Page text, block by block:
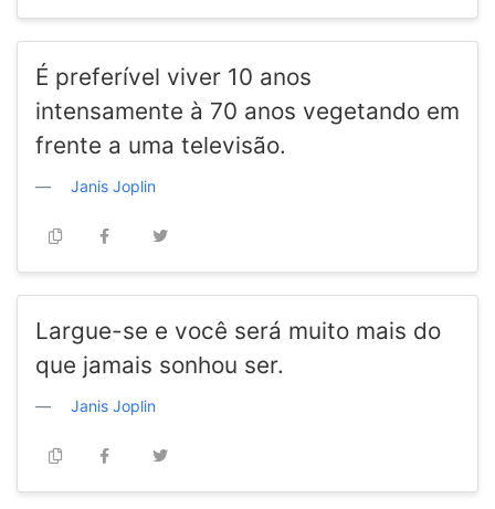
É preferível viver 10 anos
intensamente à 70 anos vegetando em
frente a uma televisão.
Janis Joplin
Largue-se e você será muito mais do
que jamais sonhou ser.
Janis Joplin